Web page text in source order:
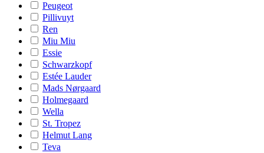
Peugeot
Pillivuyt
Ren
Miu Miu
Essie
Schwarzkopf
Estée Lauder
Mads Nørgaard
Holmegaard
Wella
St. Tropez
Helmut Lang
Teva